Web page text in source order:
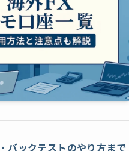
バックテストのやり方まで